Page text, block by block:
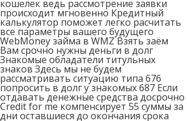
кошелек ведь рассмотрение заявки
происходит мгновенно Кредитный
калькулятор поможет легко расчитать
все параметры вашего будущего
WebMoney займа в WMZ Взять заём
Вам срочно нужны деньги в долг
Знакомые обладатели титульных
знаков Здесь мы не будем
рассматривать ситуацию типа 676
попросить в долг у знакомых 687 Если
отдавать денежные средства досрочно
Credit for me компенсирует 55 суммы за
дни оставшиеся до окончания срока